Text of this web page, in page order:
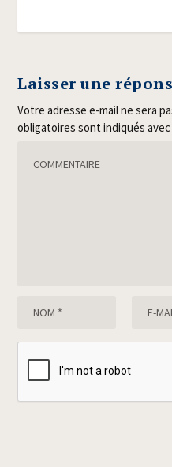
Laisser une
Votre adresse e-mail ne sera
obligatoires sont indiqués avec